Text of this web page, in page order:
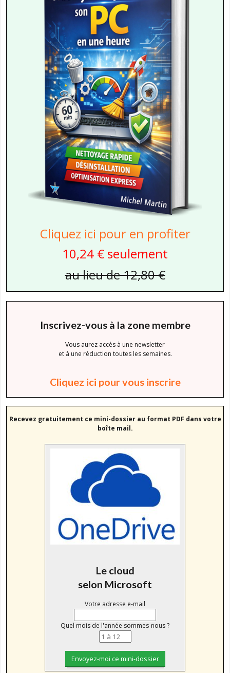
Cliquez ici pour en profiter
10,24 € seulement
au lieu de 12,80 €
Inscrivez-vous à la zone membre
Vous aurez accès à une newsletter
et à une réduction toutes les semaines.
Cliquez ici pour vous inscrire
Recevez gratuitement ce mini-dossier au format PDF dans votre
boîte mail.
Le cloud
selon Microsoft
Votre adresse e-mail
Quel mois de l'année sommes-nous ?